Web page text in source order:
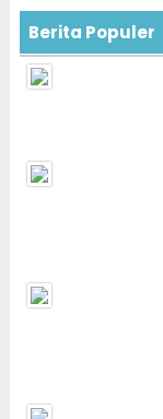
Berita Populer